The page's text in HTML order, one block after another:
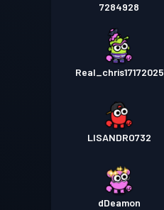
7284928
Real_chris17172025
LISANDRO732
dDeamon